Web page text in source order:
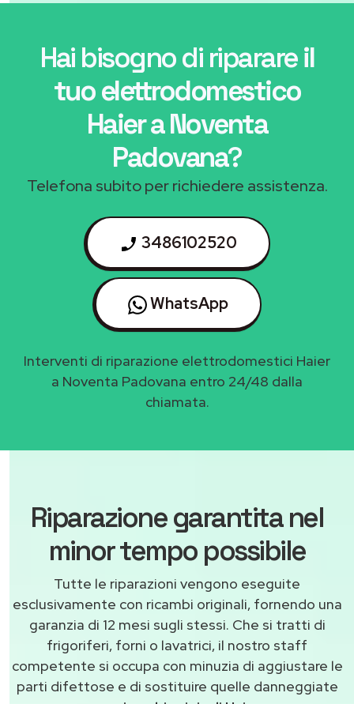
Hai bisogno di riparareil
tuo elettrodomestico
Haier a Noventa
Padovana?
Telefona subito per richiedere assistenza.
3486102520
WhatsApp
Interventi di riparazione elettrodomestici Haier
a Noventa Padovana entro 24/48 dalla
chiamata.
Riparazione garantita nel
minor tempo possibile
Tutte le riparazioni vengono eseguite
esclusivamente con ricambi originali, fornendo una
garanzia di 12 mesi sugli stessi. Che si tratti di
frigoriferi, forni o lavatrici, il nostro staff
competente si occupa con minuzia di aggiustare le
parti difettose e di sostituire quelle danneggiate